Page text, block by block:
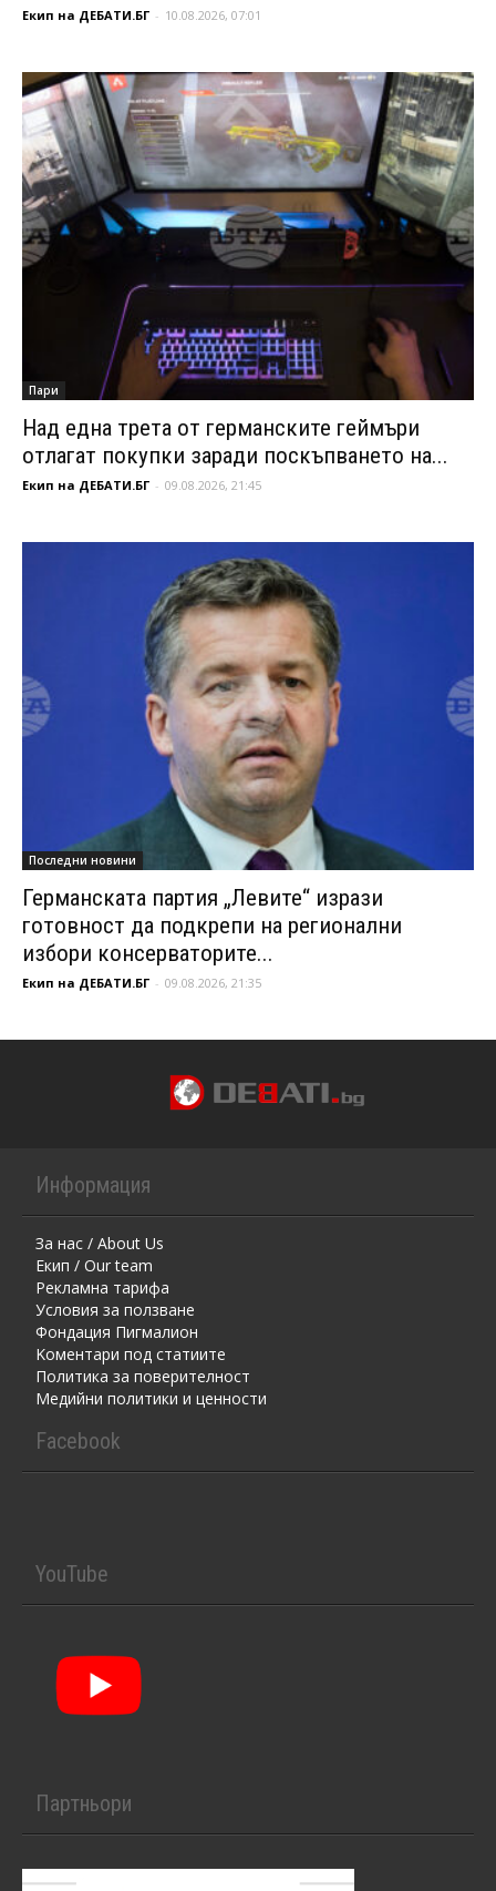
Екип на ДЕБАТИ.БГ - 10.08.2026, 07:01
Пари
Над една трета от германските геймъри
отлагат покупки заради поскъпването на...
Екип на ДЕБАТИ.БГ - 09.08.2026, 21:45
Последни новини
Германската партия „Левите“ изрази
готовност да подкрепи на регионални
избори консерваторите...
Екип на ДЕБАТИ.БГ - 09.08.2026, 21:35
Информация
За нас / About Us
Екип / Our team
Рекламна тарифа
Условия за ползване
Фондация Пигмалион
Kоментaри под статиите
Политика за поверителност
Медийни политики и ценности
Facebook
YouTube
Партньори